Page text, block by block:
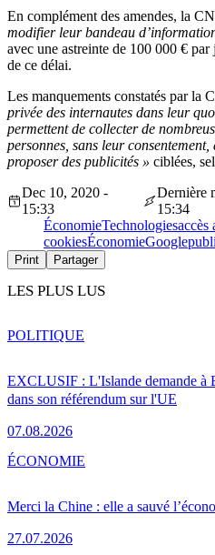
En complément des amendes, la
modifier leur bandeau
avec une astreinte de 100 000 €
de ce délai.
Les manquements constatés par la
privée des internautes dans leur
permettent de collecter de
personnes, sans leur
proposer des publicités » ciblées,
Dec 10, 2020 -
15:33
Dernière
15:34
ÉconomieTechnologiesaccès
cookiesÉconomieGoogle
Print Partager
LES PLUS LUS
EXCLUSIF : L'Islande demande à
dans son référendum sur l'UE
07.08.2026
POLITIQUE
Merci la Chine : elle a sauvé
27.07.2026
ÉCONOMIE